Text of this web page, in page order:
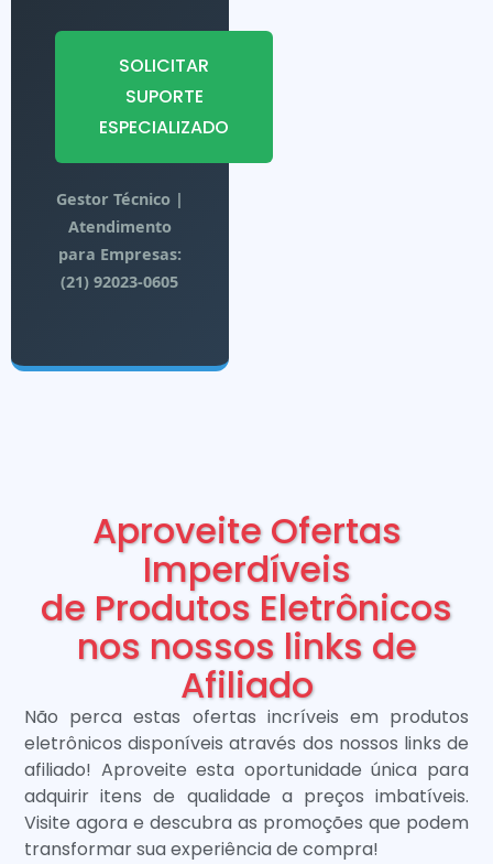
SOLICITAR
SUPORTE
ESPECIALIZADO
Gestor Técnico |
Atendimento
para Empresas:
(21) 92023-0605
Aproveite Ofertas
Imperdíveis
de Produtos Eletrônicos
nos nossos links de
Afiliado
Não perca estas ofertas incríveis em produtos
eletrônicos disponíveis através dos nossos links de
afiliado! Aproveite esta oportunidade única para
adquirir itens de qualidade a preços imbatíveis.
Visite agora e descubra as promoções que podem
transformar sua experiência de compra!